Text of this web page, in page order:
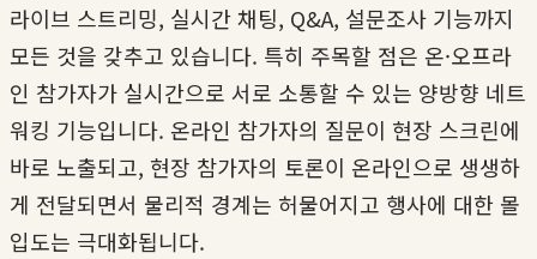
라이브 스트리밍, 실시간 채팅, Q&A, 설문조사 기능까지
모든 것을 갖추고 있습니다. 특히 주목할 점은 온·오프라
인 참가자가 실시간으로 서로 소통할 수 있는 양방향 네트
워킹 기능입니다. 온라인 참가자의 질문이 현장 스크린에
바로 노출되고, 현장 참가자의 토론이 온라인으로 생생하
게 전달되면서 물리적 경계는 허물어지고 행사에 대한 몰
입도는 극대화됩니다.